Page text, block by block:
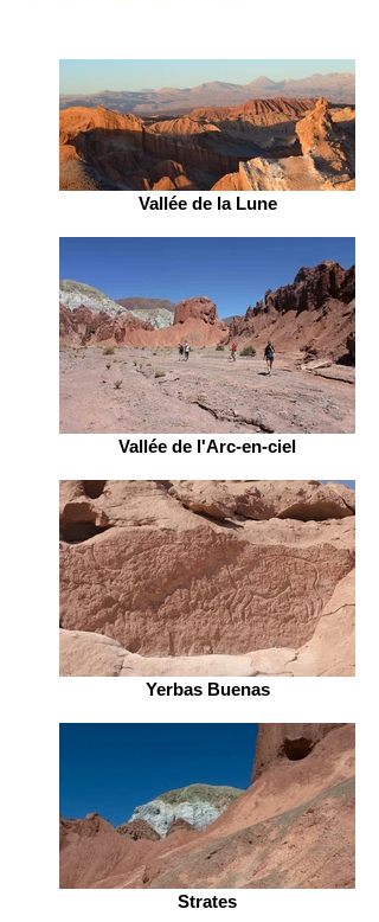
Vallée de la Lune
Vallée de l'Arc-en-ciel
Yerbas Buenas
Strates